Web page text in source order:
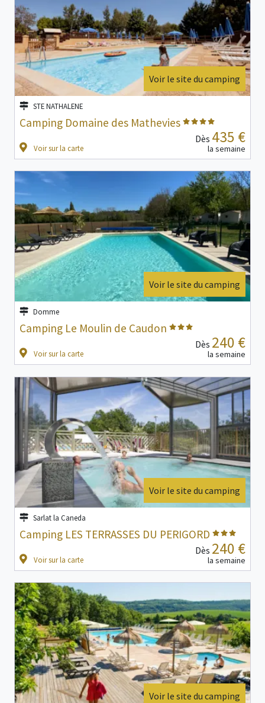
Voir le site du camping
STE NATHALENE
Camping Domaine des Mathevies
Voir sur la carte
Dès 435 €
la semaine
Voir le site du camping
Domme
Camping Le Moulin de Caudon
Voir sur la carte
Dès 240 €
la semaine
Voir le site du camping
Sarlat la Caneda
Camping LES TERRASSES DU PERIGORD
Voir sur la carte
Dès 240 €
la semaine
Voir le site du camping